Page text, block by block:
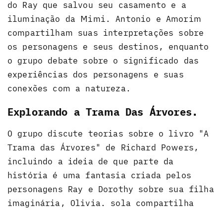
do Ray que salvou seu casamento e a
iluminação da Mimi. Antonio e Amorim
compartilham suas interpretações sobre
os personagens e seus destinos, enquanto
o grupo debate sobre o significado das
experiências dos personagens e suas
conexões com a natureza.
Explorando a Trama Das Árvores.
O grupo discute teorias sobre o livro "A
Trama das Árvores" de Richard Powers,
incluindo a ideia de que parte da
história é uma fantasia criada pelos
personagens Ray e Dorothy sobre sua filha
imaginária, Olivia. sola compartilha